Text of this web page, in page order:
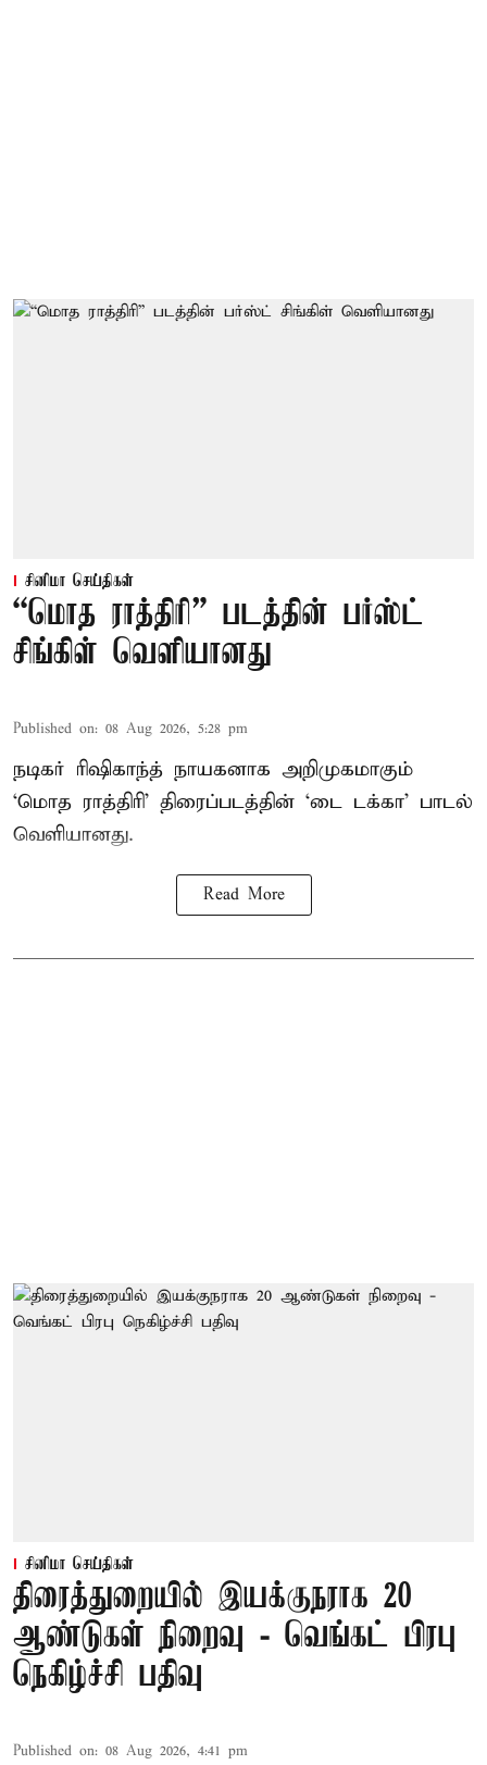
சினிமா செய்திகள்
“மொத ராத்திரி” படத்தின் பர்ஸ்ட்
சிங்கிள் வெளியானது
Published on: 08 Aug 2026, 5:28 pm
நடிகர் ரிஷிகாந்த் நாயகனாக அறிமுகமாகும்
‘மொத ராத்திரி’ திரைப்படத்தின் ‘டை டக்கா’ பாடல்
வெளியானது.
Read More
சினிமா செய்திகள்
திரைத்துறையில் இயக்குநராக 20
ஆண்டுகள் நிறைவு - வெங்கட் பிரபு
நெகிழ்ச்சி பதிவு
Published on: 08 Aug 2026, 4:41 pm